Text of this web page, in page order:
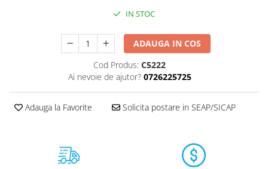
Perforatoare
Tavite pentru Documente
IN STOC
ADAUGA IN COS
Cod Produs: C5222
Ai nevoie de ajutor? 0726225725
Adauga la Favorite Solicita postare in SEAP/SICAP